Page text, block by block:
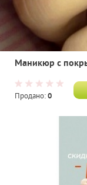
Маникюр с
Продано:0